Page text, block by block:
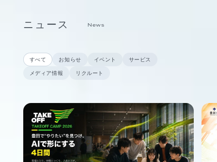
ニュース News
すべて お知らせ イベント サービス
メディア情報 リクルート